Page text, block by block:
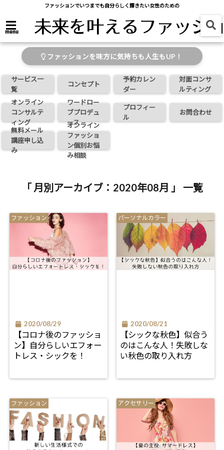
ファッションでいつまでも自分らしく輝きたい女性のための
menu
ファッションを味方に気持ちも人生もUP！
サービス一
覧
コンセプト
予約カレン
ダー
対面コンサ
ルティング
オンライン
コンサルテ
ィング
ワードロー
ブプロデュ
ース
プロフィー
ル
お問合わせ
無料メール
講座申し込
み
オンライン
ファッショ
ン個別お悩
み相談
「 月別アーカイブ：2020年08月 」 一覧
ファッション
2020/08/29
【コロナ後のファッショ
ン】自分らしいエフォー
トレス・シックを！
パーソナルカラー
2020/08/21
【シックな秋色】似合う
のはこんな人！失敗しな
い秋色の取り入れ方
ファッション アクセサリー